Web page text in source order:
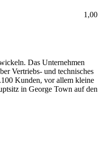
1,00
Das Unternehmen
Vertriebs- und technisches
Kunden, vor allem kleine
in George Town auf den